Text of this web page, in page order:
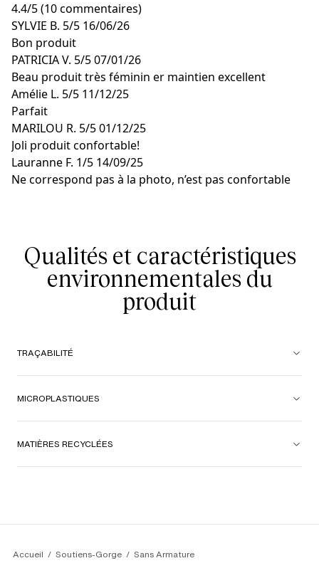
4.4/5(10 commentaires)
SYLVIE B. 5/5 16/06/26
Bon produit
PATRICIA V. 5/507/01/26
Beau produit très féminin er maintien excellent
Amélie L. 5/5 11/12/25
Parfait
MARILOU R. 5/501/12/25
Joli produit confortable!
Lauranne F. 1/5 14/09/25
Ne correspond pas à la photo, n’est pas confortable
Qualités et caractéristiques
environnementales du
produit
TRAÇABILITÉ
MICROPLASTIQUES
MATIÈRES RECYCLÉES
Accueil Soutiens-Gorge Sans Armature